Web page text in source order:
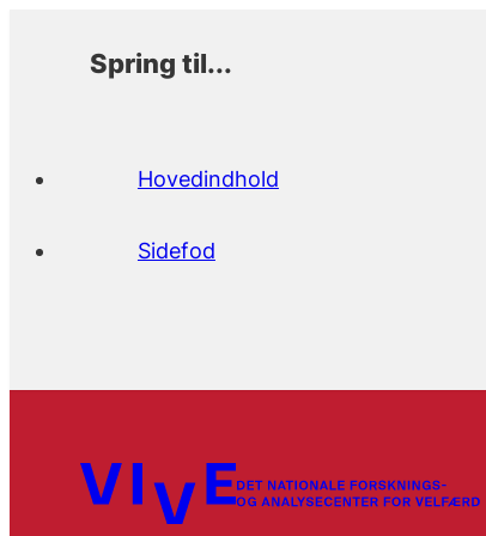
Spring til...
Hovedindhold
Sidefod